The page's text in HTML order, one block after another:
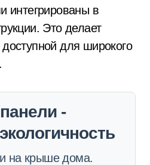
интегрированы в
Это делает
для широкого
-